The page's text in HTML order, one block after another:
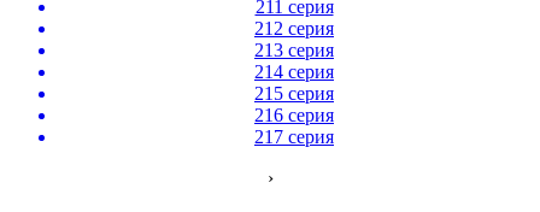
211 серия
212 серия
213 серия
214 серия
215 серия
216 серия
217 серия
›